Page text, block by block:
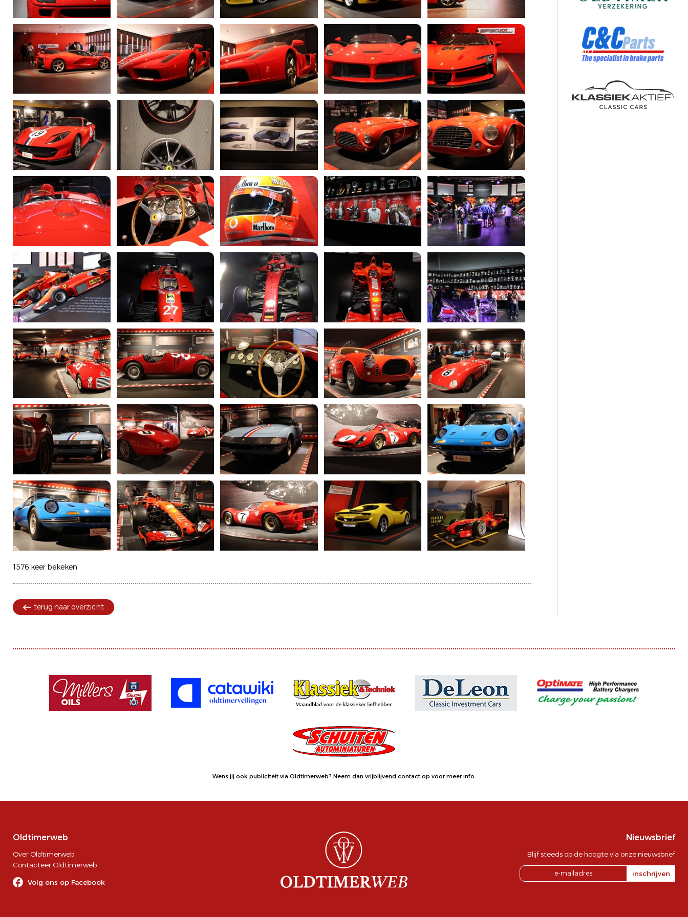
1576 keer bekeken
terug naar overzicht
Wens jij ook publiciteit via Oldtimerweb? Neem dan vrijblijvend contact op voor meer info.
Oldtimerweb
Over Oldtimerweb
Contacteer Oldtimerweb
Volg ons op Facebook
Nieuwsbrief
Blijf steeds op de hoogte via onze nieuwsbrief
inschrijven